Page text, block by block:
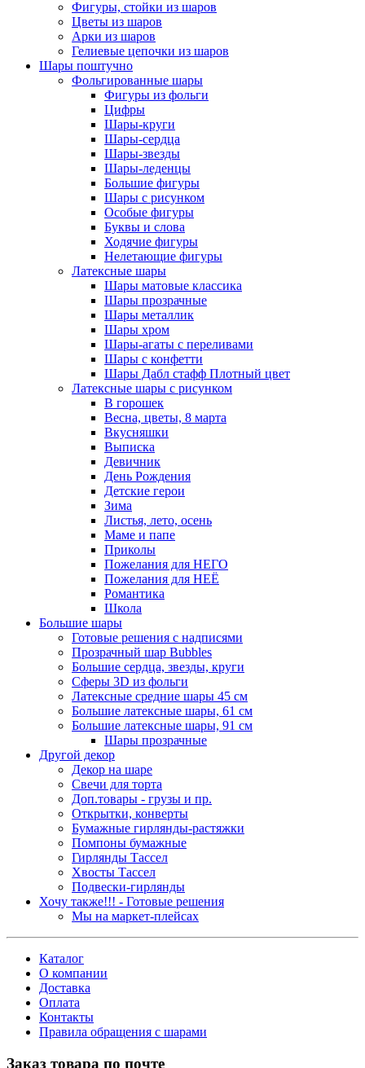
Фигуры, стойки из шаров
Цветы из шаров
Арки из шаров
Гелиевые цепочки из шаров
Шары поштучно
Фольгированные шары
Фигуры из фольги
Цифры
Шары-круги
Шары-сердца
Шары-звезды
Шары-леденцы
Большие фигуры
Шары с рисунком
Особые фигуры
Буквы и слова
Ходячие фигуры
Нелетающие фигуры
Латексные шары
Шары матовые классика
Шары прозрачные
Шары металлик
Шары хром
Шары-агаты с переливами
Шары с конфетти
Шары Дабл стафф Плотный цвет
Латексные шары с рисунком
В горошек
Весна, цветы, 8 марта
Вкусняшки
Выписка
Девичник
День Рождения
Детские герои
Зима
Листья, лето, осень
Маме и папе
Приколы
Пожелания для НЕГО
Пожелания для НЕЁ
Романтика
Школа
Большие шары
Готовые решения с надписями
Прозрачный шар Bubbles
Большие сердца, звезды, круги
Сферы 3D из фольги
Латексные средние шары 45 см
Большие латексные шары, 61 см
Большие латексные шары, 91 см
Шары прозрачные
Другой декор
Декор на шаре
Свечи для торта
Доп.товары - грузы и пр.
Открытки, конверты
Бумажные гирлянды-растяжки
Помпоны бумажные
Гирлянды Тассел
Хвосты Тассел
Подвески-гирлянды
Хочу также!!! - Готовые решения
Мы на маркет-плейсах
Каталог
О компании
Доставка
Оплата
Контакты
Правила обращения с шарами
Заказ товара по почте